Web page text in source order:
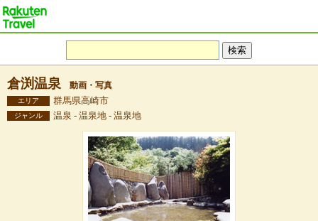
倉渕温泉 動画・写真
エリア 群馬県高崎市
ジャンル 温泉 - 温泉地 - 温泉地